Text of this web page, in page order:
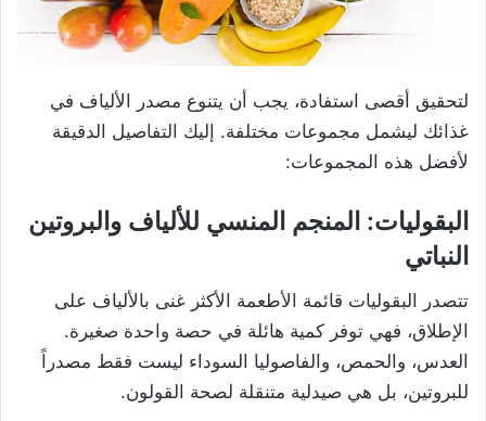
لتحقيق أقصى استفادة، يجب أن يتنوع مصدر الألياف في
غذائك ليشمل مجموعات مختلفة. إليك التفاصيل الدقيقة
لأفضل هذه المجموعات:
البقوليات: المنجم المنسي للألياف والبروتين
النباتي
تتصدر البقوليات قائمة الأطعمة الأكثر غنى بالألياف على
الإطلاق، فهي توفر كمية هائلة في حصة واحدة صغيرة.
العدس، والحمص، والفاصوليا السوداء ليست فقط مصدراً
للبروتين، بل هي صيدلية متنقلة لصحة القولون.